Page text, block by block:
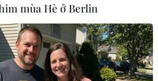
#an ninh
#hạt nhân
mùa Hè ở Berlin